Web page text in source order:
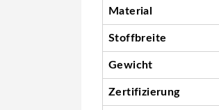
Material
Stoffbreite
Gewicht
Zertifizierung